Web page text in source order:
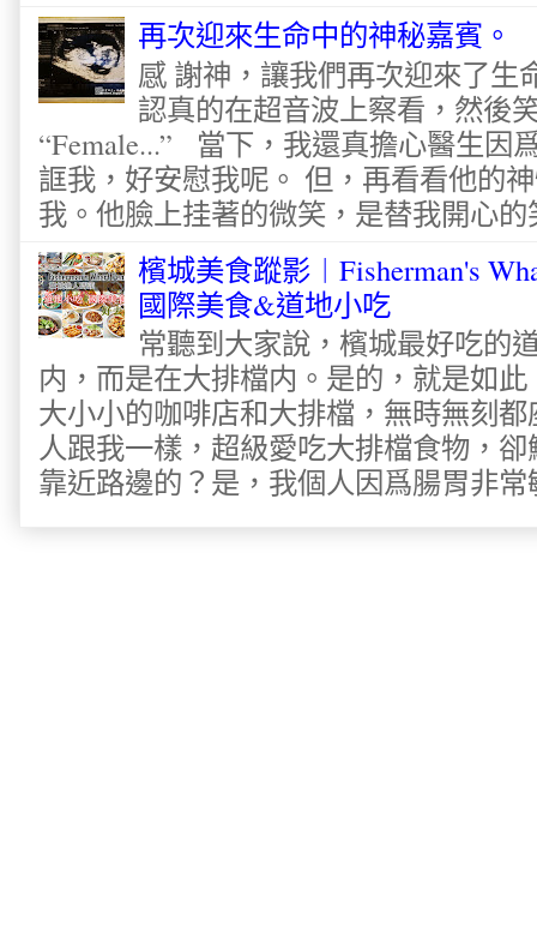
再次迎來生命中的神秘嘉賓。
感 謝神，讓我們再次迎來了生
認真的在超音波上察看，然後
“Female...” 當下，我還真擔心醫生因
誆我，好安慰我呢。 但，再看看他的
我。他臉上挂著的微笑，是替我開心的
檳城美食蹤影︱Fisherman's
國際美食&道地小吃
常聽到大家說，檳城最好吃的
内，而是在大排檔内。是的，就是如
大小小的咖啡店和大排檔，無時無刻
人跟我一樣，超級愛吃大排檔食物，
靠近路邊的？是，我個人因爲腸胃非